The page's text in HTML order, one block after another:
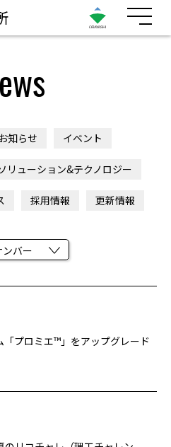
お知らせ イベント
リューション&テクノロジー
採用情報 更新情報
「プロミエ™」をアップグレード